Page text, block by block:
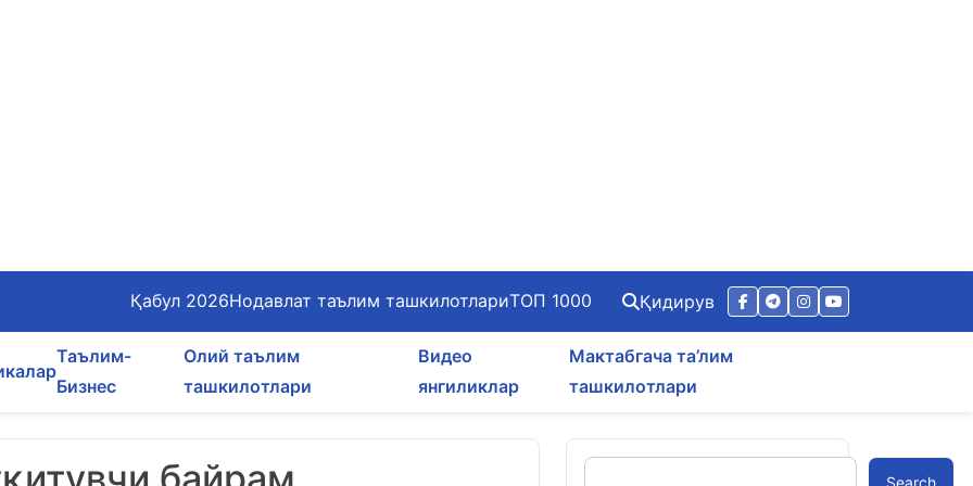
Қабул 2026Нодавлат таълим ташкилотлариТОП 1000 Қидирув
Таълим-
Бизнес
Олий таълим
ташкилотлари
Видео
янгиликлар
Мактабгача та’лим
ташкилотлари
Search